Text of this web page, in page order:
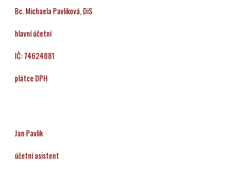
Bc. Michaela Pavliková, DiS
hlavní účetní
IČ: 74624881
plátce DPH
Jan Pavlik
účetní asistent